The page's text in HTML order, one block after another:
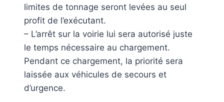
limites de tonnage seront levées au seul
profit de l’exécutant.
– L’arrêt sur la voirie lui sera autorisé juste
le temps nécessaire au chargement.
Pendant ce chargement, la priorité sera
laissée aux véhicules de secours et
d’urgence.